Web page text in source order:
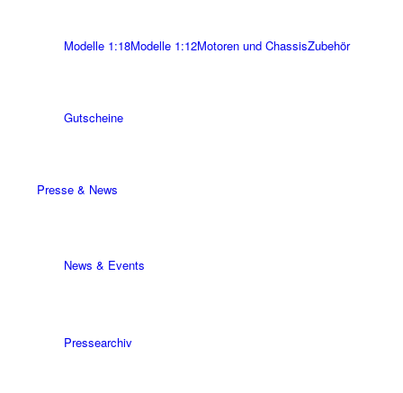
Modelle 1:18Modelle 1:12Motoren und ChassisZubehör
Gutscheine
Presse & News
News & Events
Pressearchiv